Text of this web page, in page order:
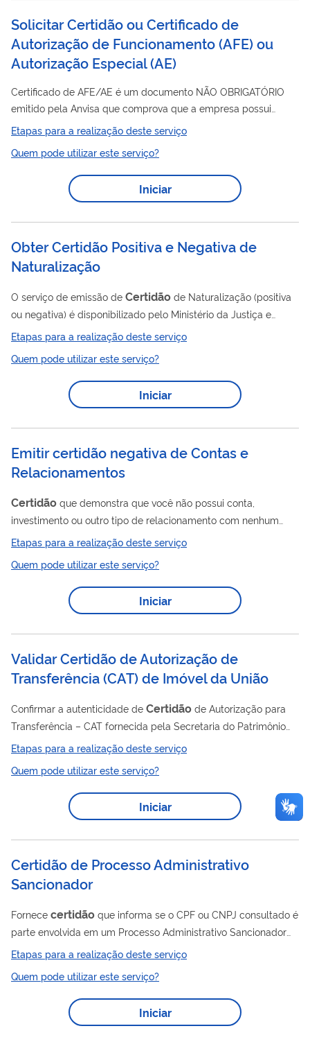
Solicitar Certidão ou Certificado de
Autorização de Funcionamento (AFE) ou
Autorização Especial (AE)
Certificado de AFE/AE é um documento NÃO OBRIGATÓRIO
emitido pela Anvisa que comprova que a empresa possui
Autorização vigente, que pode ser solicitado após a concessão
da Autorização de Funcionamento (AFE) ou Autorização
Especial (AE). No Certificado constam o número da
Autorização, as atividades, razão social e endereço. Se sua
empresa ainda não possui AFE ou AE ativa, será necessário
Novo > Petição Inicial. Atenção:...
Etapas para a realização deste serviço
Quem pode utilizar este serviço?
Iniciar
Obter Certidão Positiva e Negativa de
Naturalização
O serviço de emissão de Certidão de Naturalização (positiva
ou negativa) é disponibilizado pelo Ministério da Justiça e
Segurança Pública (MJSP) a qualquer pessoa que tenha
interesse em verificar se consta registro de naturalização em
seu nome ou de terceiro(s). Por meio de consulta aos bancos
de dados do MJSP, é possível obter umacertidão
(que comprova que a pessoa pesquisada adquiriu a
Etapas para a realização deste serviço
Quem pode utilizar este serviço?
Iniciar
Emitir certidão negativa de Contas e
Relacionamentos
Certidão que demonstra que você não possui conta,
investimento ou outro tipo de relacionamento com nenhum
banco, financeira ou cooperativa. Em geral, ela serve para que
você possa comprovar que não tem condições financeiras e
obter Justiça gratuita ou bolsas estudantis. Serve ainda para
você ver se há alguma conta aberta em seu nome sem sua
Etapas para a realização deste serviço
Quem pode utilizar este serviço?
Iniciar
Validar Certidão de Autorização de
Transferência (CAT) de Imóvel da União
Confirmar a autenticidade de Certidão de Autorização para
Transferência – CAT fornecida pela Secretaria do Patrimônio
da União - SPU.
Etapas para a realização deste serviço
Quem pode utilizar este serviço?
Iniciar
Certidão de Processo Administrativo
Sancionador
Fornece certidão que informa se o CPF ou CNPJ consultado é
parte envolvida em um Processo Administrativo Sancionador
(PAS) instaurado pelo Banco Central, decidido ou em análise. O
Processo Administrativo Sancionador (PAS) é o meio usado
pelo Banco Central para identificar infrações e aplicar
penalidades aos bancos, cooperativas de crédito,
administradoras de consórcio e demais instituições autorizadas
Etapas para a realização deste serviço
Quem pode utilizar este serviço?
Iniciar